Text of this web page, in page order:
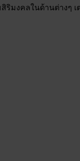
ริมงคลในด้านต่างๆ